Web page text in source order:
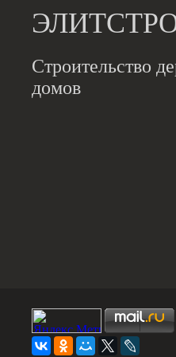
Строительство
домов